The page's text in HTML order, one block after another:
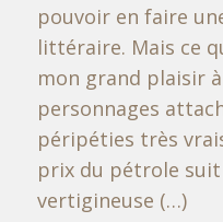
pouvoir en faire
littéraire. Mais ce
mon grand plaisir
personnages
péripéties très
prix du pétrole
vertigineuse (…)